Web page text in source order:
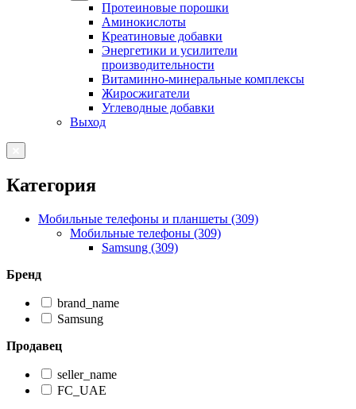
Протеиновые порошки
Аминокислоты
Креатиновые добавки
Энергетики и усилители
производительности
Витаминно-минеральные комплексы
Жиросжигатели
Углеводные добавки
Выход
Категория
Мобильные телефоны и планшеты (309)
Мобильные телефоны (309)
Samsung (309)
Бренд
brand_name
Samsung
Продавец
seller_name
FC_UAE